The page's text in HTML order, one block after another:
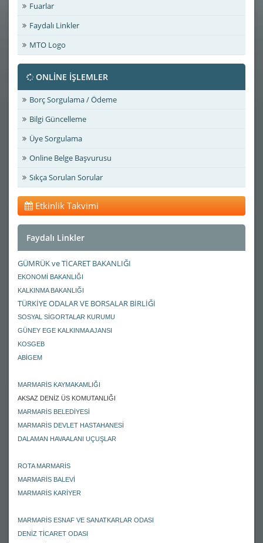
Fuarlar
Faydalı Linkler
MTO Logo
ONLİNE İŞLEMLER
Borç Sorgulama / Ödeme
Bilgi Güncelleme
Üye Sorgulama
Online Belge Başvurusu
Sıkça Sorulan Sorular
Etkinlik Takvimi
Faydalı Linkler
GÜMRÜK ve TİCARET BAKANLIĞI
EKONOMİ BAKANLIĞI
KALKINMA BAKANLIĞI
TÜRKİYE ODALAR VE BORSALAR BİRLİĞİ
SOSYAL SİGORTALAR KURUMU
GÜNEY EGE KALKINMA AJANSI
KOSGEB
ABİGEM
MARMARİS KAYMAKAMLIĞI
AKSAZ DENİZ ÜS KOMUTANLIĞI
MARMARİS BELEDİYESİ
MARMARİS DEVLET HASTAHANESİ
DALAMAN HAVAALANI UÇUŞLAR
ROTA MARMARİS
MARMARİS BALEVİ
MARMARİS KARİYER
MARMARİS ESNAF VE SANATKARLAR ODASI
DENİZ TİCARET ODASI